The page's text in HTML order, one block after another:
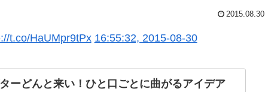
2015.08.30
t.co/HaUMpr9tPx 16:55:32, 2015-08-30
ーどんと来い！ひと口ごとに曲がるアイデア